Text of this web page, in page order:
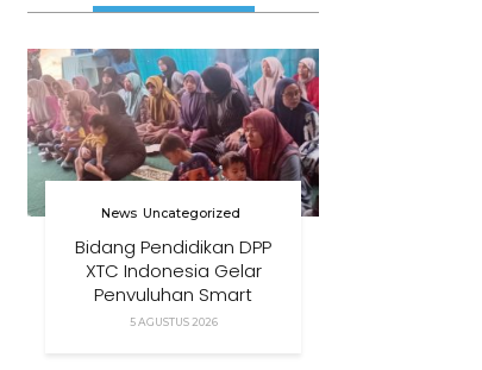
News Uncategorized
Bidang Pendidikan DPP
XTC Indonesia Gelar
Penyuluhan Smart
Parenting Di Desa
5 AGUSTUS 2026